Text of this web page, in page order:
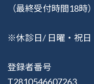
（最終受付時間18時）
※休診日/ 日曜・祝日
登録者番号
T2810546607263